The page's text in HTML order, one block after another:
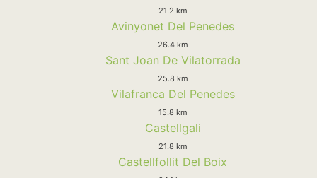
21.2 km
Avinyonet Del Penedes
26.4 km
Sant Joan De Vilatorrada
25.8 km
Vilafranca Del Penedes
15.8 km
Castellgali
21.8 km
Castellfollit Del Boix